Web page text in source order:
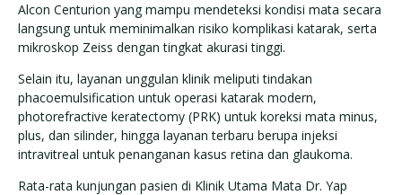
Alcon Centurion yang mampu mendeteksi kondisi mata secara
langsung untuk meminimalkan risiko komplikasi katarak, serta
mikroskop Zeiss dengan tingkat akurasi tinggi.
Selain itu, layanan unggulan klinik meliputi tindakan
phacoemulsification untuk operasi katarak modern,
photorefractive keratectomy (PRK) untuk koreksi mata minus,
plus, dan silinder, hingga layanan terbaru berupa injeksi
intravitreal untuk penanganan kasus retina dan glaukoma.
Rata-rata kunjungan pasien di Klinik Utama Mata Dr. Yap